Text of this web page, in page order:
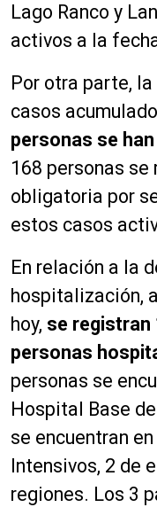
Lago Ranco y
activos a la
Por otra parte,
casos
personas se
168 personas se
obligatoria por
estos casos
En relación a la
hospitalización,
hoy, se registran
personas
personas se
Hospital Base
se encuentran
Intensivos, 2 de
regiones. Los 3